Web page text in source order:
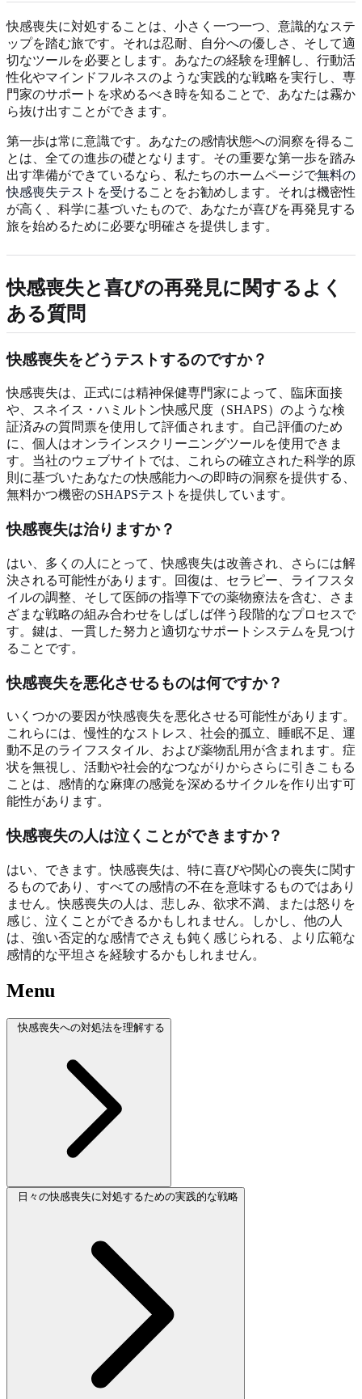
快感喪失に対処することは、小さく一つ一つ、意識的なステ
ップを踏む旅です。それは忍耐、自分への優しさ、そして適
切なツールを必要とします。あなたの経験を理解し、行動活
性化やマインドフルネスのような実践的な戦略を実行し、専
門家のサポートを求めるべき時を知ることで、あなたは霧か
ら抜け出すことができます。
第一歩は常に意識です。あなたの感情状態への洞察を得るこ
とは、全ての進歩の礎となります。その重要な第一歩を踏み
出す準備ができているなら、私たちのホームページで無料の
快感喪失テストを受ける ことをお勧めします。それは機密性
が高く、科学に基づいたもので、あなたが喜びを再発見する
旅を始めるために必要な明確さを提供します。
快感喪失と喜びの再発見に関するよく
ある質問
快感喪失をどうテストするのですか？
快感喪失は、正式には精神保健専門家によって、臨床面接
や、スネイス・ハミルトン快感尺度（SHAPS）のような検
証済みの質問票を使用して評価されます。自己評価のため
に、個人はオンラインスクリーニングツールを使用できま
す。当社のウェブサイトでは、これらの確立された科学的原
則に基づいたあなたの快感能力への即時の洞察を提供する、
無料かつ機密のSHAPSテスト を提供しています。
快感喪失は治りますか？
はい、多くの人にとって、快感喪失は改善され、さらには解
決される可能性があります。回復は、セラピー、ライフスタ
イルの調整、そして医師の指導下での薬物療法を含む、さま
ざまな戦略の組み合わせをしばしば伴う段階的なプロセスで
す。鍵は、一貫した努力と適切なサポートシステムを見つけ
ることです。
快感喪失を悪化させるものは何ですか？
いくつかの要因が快感喪失を悪化させる可能性があります。
これらには、慢性的なストレス、社会的孤立、睡眠不足、運
動不足のライフスタイル、および薬物乱用が含まれます。症
状を無視し、活動や社会的なつながりからさらに引きこもる
ことは、感情的な麻痺の感覚を深めるサイクルを作り出す可
能性があります。
快感喪失の人は泣くことができますか？
はい、できます。快感喪失は、特に喜びや関心の喪失に関す
るものであり、すべての感情の不在を意味するものではあり
ません。快感喪失の人は、悲しみ、欲求不満、または怒りを
感じ、泣くことができるかもしれません。しかし、他の人
は、強い否定的な感情でさえも鈍く感じられる、より広範な
感情的な平坦さを経験するかもしれません。
Menu
快感喪失への対処法を理解する
日々の快感喪失に対処するための実践的な戦略